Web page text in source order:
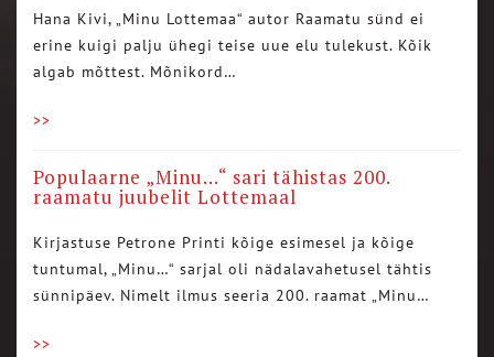
Hana Kivi, „Minu Lottemaa“ autor Raamatu sünd ei
erine kuigi palju ühegi teise uue elu tulekust. Kõik
algab mõttest. Mõnikord…
>>
Populaarne „Minu…“ sari tähistas 200.
raamatu juubelit Lottemaal
Kirjastuse Petrone Printi kõige esimesel ja kõige
tuntumal, „Minu…“ sarjal oli nädalavahetusel tähtis
sünnipäev. Nimelt ilmus seeria 200. raamat „Minu…
>>